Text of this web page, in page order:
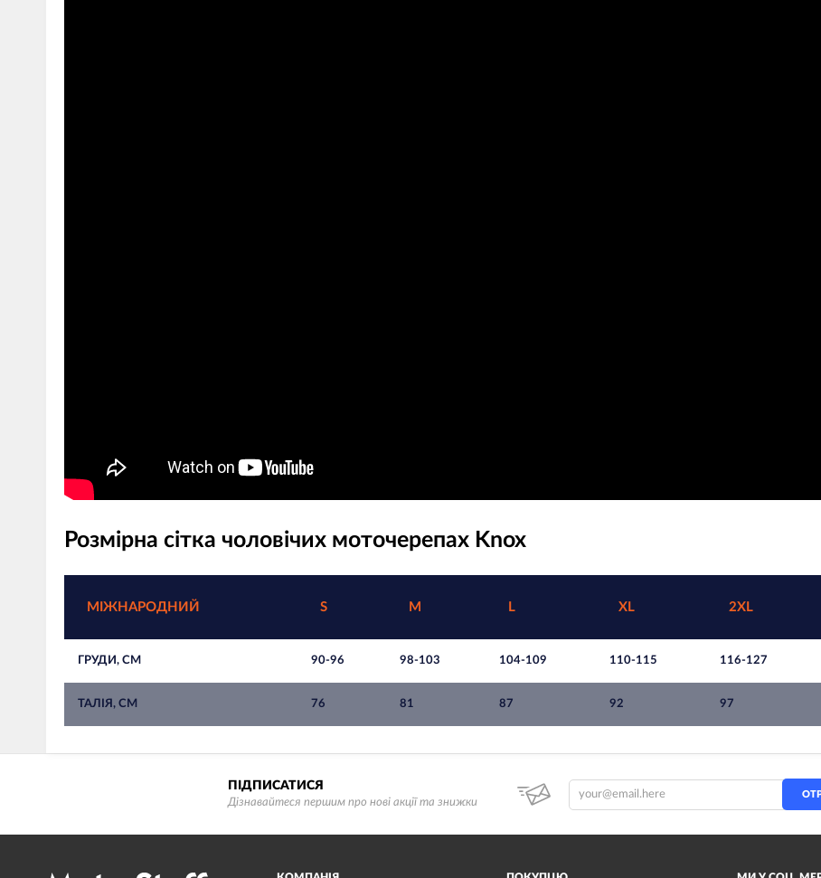
Розмірна сітка чоловічих моточерепах Knox
МІЖНАРОДНИЙ S M L XL 2XL
ГРУДИ, СМ 90-96 98-103 104-109 110-115 116-127
ТАЛІЯ, СМ 76 81 87 92 97
ПІДПИСАТИСЯ
Дізнавайтеся першим про нові акції та знижки